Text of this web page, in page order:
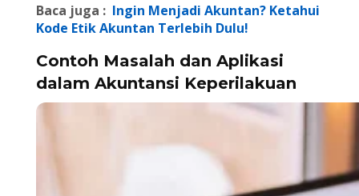
Baca juga : Ingin Menjadi Akuntan? Ketahui
Kode Etik Akuntan Terlebih Dulu!
Contoh Masalah dan Aplikasi
dalam Akuntansi Keperilakuan